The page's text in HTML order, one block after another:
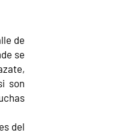
de
se
son
del